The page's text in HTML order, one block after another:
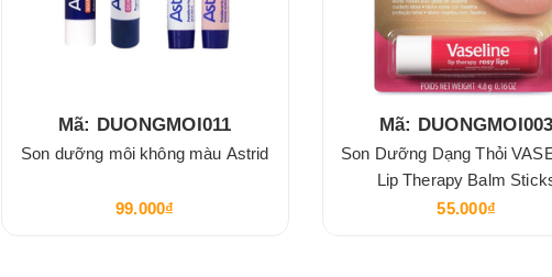
Mã: DUONGMOI011
Son dưỡng môi không màu Astrid
99.000₫
Mã:
Son Dưỡng Dạng Thỏi
Lip Therapy Balm
55.000₫